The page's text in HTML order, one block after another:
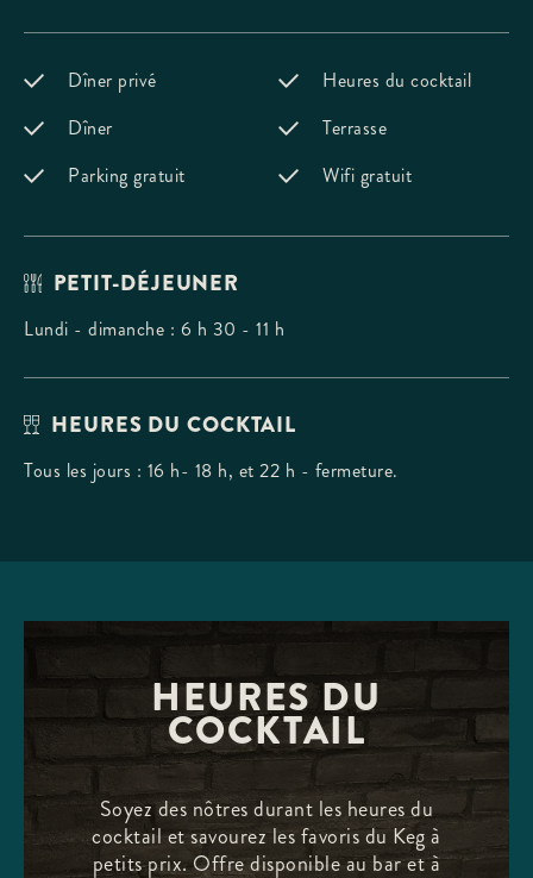
Dîner privé
Heures du cocktail
Dîner
Terrasse
Parking gratuit
Wifi gratuit
PETIT-DÉJEUNER
Lundi - dimanche : 6 h 30 - 11 h
HEURES DU COCKTAIL
Tous les jours : 16 h- 18 h, et 22 h - fermeture.
HEURES DU
COCKTAIL
Soyez des nôtres durant les heures du
cocktail et savourez les favoris du Keg à
petits prix. Offre disponible au bar et à